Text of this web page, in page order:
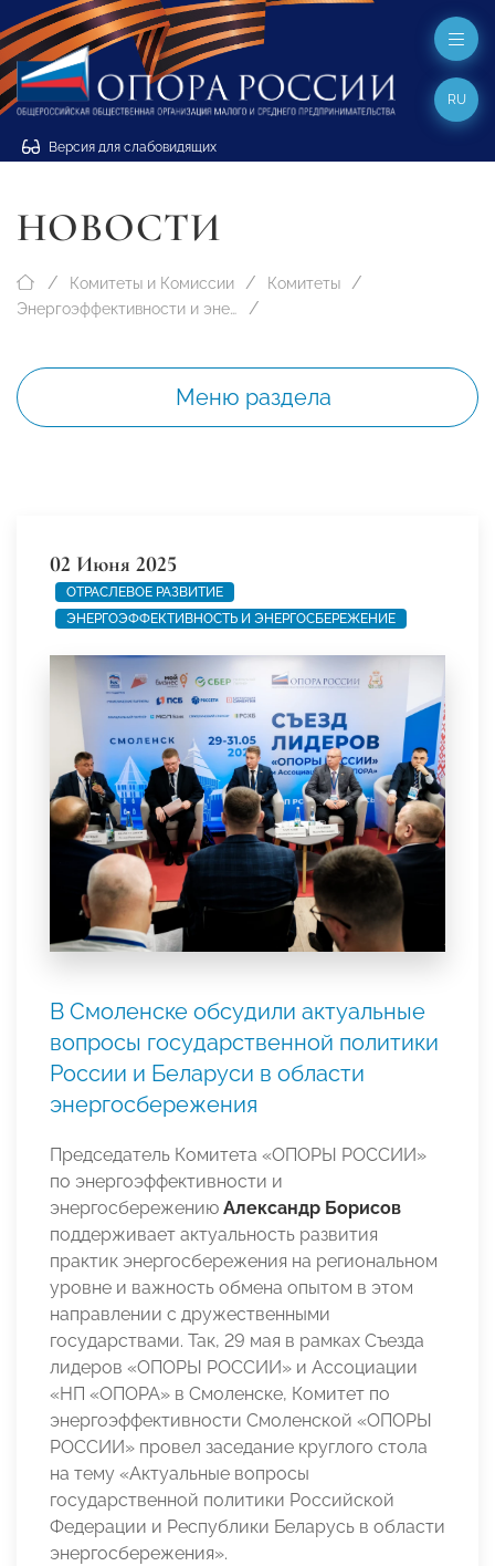
Версия для слабовидящих
RU
НОВОСТИ
Комитеты и Комиссии
Комитеты
Энергоэффективности и энергосбережению
Меню раздела
02 Июня 2025
ОТРАСЛЕВОЕ РАЗВИТИЕ
ЭНЕРГОЭФФЕКТИВНОСТЬ И ЭНЕРГОСБЕРЕЖЕНИЕ
В Смоленске обсудили актуальные
вопросы государственной политики
России и Беларуси в области
энергосбережения
Председатель Комитета «ОПОРЫ РОССИИ»
по энергоэффективности и
энергосбережению Александр Борисов
поддерживает актуальность развития
практик энергосбережения на региональном
уровне и важность обмена опытом в этом
направлении с дружественными
государствами. Так, 29 мая в рамках Съезда
лидеров «ОПОРЫ РОССИИ» и Ассоциации
«НП «ОПОРА» в Смоленске, Комитет по
энергоэффективности Смоленской «ОПОРЫ
РОССИИ» провел заседание круглого стола
на тему «Актуальные вопросы
государственной политики Российской
Федерации и Республики Беларусь в области
энергосбережения».